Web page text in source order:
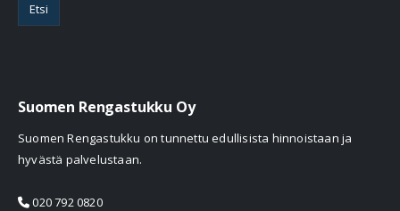
Etsi
Suomen Rengastukku Oy
Suomen Rengastukku on tunnettu edullisista hinnoistaan ja
hyvästä palvelustaan.
020 792 0820